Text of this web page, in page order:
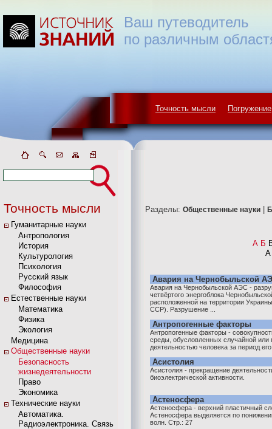
Точность мысли Погружение
Ваш путеводитель
по различным
Точность мысли
Гуманитарные науки
Антропология
История
Культурология
Психология
Русский язык
Философия
Естественные науки
Математика
Физика
Экология
Медицина
Общественные науки
Безопасность
жизнедеятельности
Право
Экономика
Технические науки
Автоматика.
Радиоэлектроника. Связь
Разделы: Общественные науки
А Б
Авария на Чернобыльской
Авария на Чернобыльской АЭС -
четвёртого энергоблока
расположенной на территории
ССР). Разрушение ...
Антропогенные факторы
Антропогенные факторы -
среды, обусловленных случайной или
деятельностью человека за период
Асистолия
Асистолия - прекращение
биоэлектрической активности.
Астеносфера
Астеносфера - верхний пластичный
Астеносфера выделяется по
волн. Стр.: 27